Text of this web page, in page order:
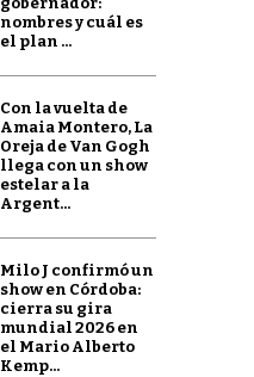
nombres y cuál es
el plan ...
Con la vuelta de
Amaia Montero, La
Oreja de Van Gogh
llega con un show
estelar a la
Argent...
Milo J confirmó un
show en Córdoba:
cierra su gira
mundial 2026 en
el Mario Alberto
Kemp...